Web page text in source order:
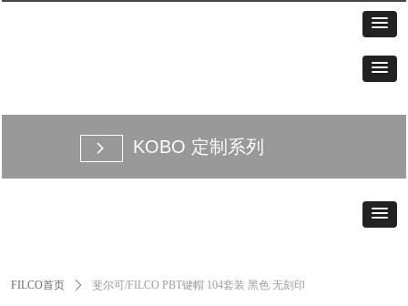
FILCO首页 ꄲ 斐尔可/FILCO PBT键帽 104套装 黑色 无刻印
KOBO 定制系列
넲